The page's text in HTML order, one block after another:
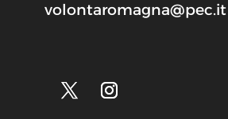
volontaromagna@pec.it